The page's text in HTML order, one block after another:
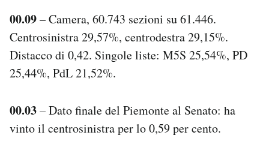
00.09– Camera, 60.743 sezioni su 61.446.
Centrosinistra 29,57%, centrodestra 29,15%.
Distacco di 0,42. Singole liste: M5S 25,54%, PD
25,44%, PdL 21,52%.
00.03– Dato finale del Piemonte al Senato: ha
vinto il centrosinistra per lo 0,59 per cento.